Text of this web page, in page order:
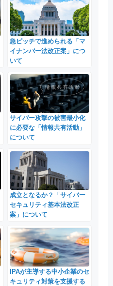
急ピッチで進められる「マ
イナンバー法改正案」につ
いて
サイバー攻撃の被害最小化
に必要な「情報共有活動」
について
成立となるか？「サイバー
セキュリティ基本法改正
案」について
IPAが主導する中小企業のセ
キュリティ対策を支援する